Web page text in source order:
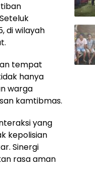
di wilayah
tempat
hanya
warga
kamtibmas.
yang
kepolisian
Sinergi
rasa aman